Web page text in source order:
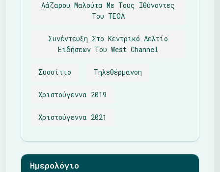
Λάζαρου Μαλούτα Με Τους Ιθύνοντες
Του ΤΕΘΑ
Συνέντευξη Στο Κεντρικό Δελτίο
Ειδήσεων Του West Channel
Συσσίτιο Τηλεθέρμανση
Χριστούγεννα 2019
Χριστούγεννα 2021
Ημερολόγιο